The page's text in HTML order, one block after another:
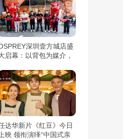
深圳壹方城店盛
启幕：以背包为媒介，
达华新片《红豆》今日
上映 领衔演绎“中国式亲